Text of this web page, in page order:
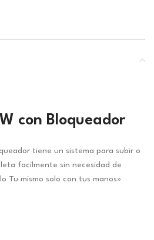
con Bloqueador
tiene un sistema para subir o
facilmente sin necesidad de
Tu mismo solo con tus manos»